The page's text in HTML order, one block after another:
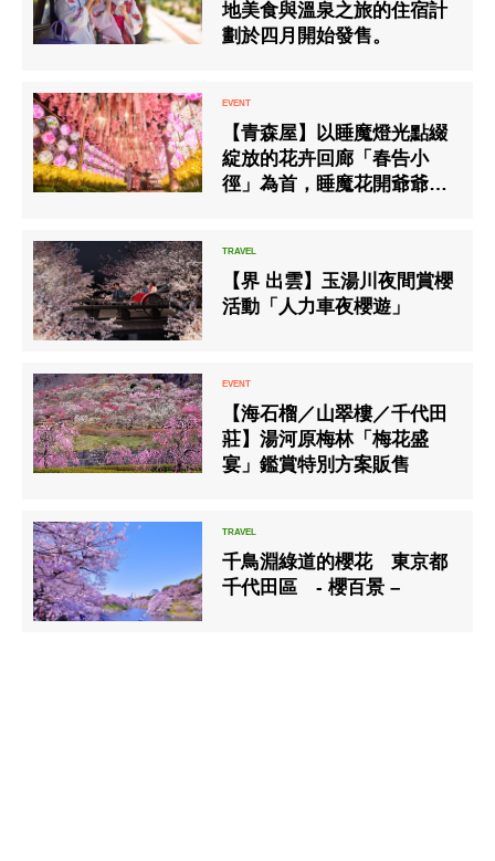
地美食與溫泉之旅的住宿計
劃於四月開始發售。
【青森屋】以睡魔燈光點綴
綻放的花卉回廊「春告小
徑」為首，睡魔花開爺爺將
【界 出雲】玉湯川夜間賞櫻
活動「人力車夜櫻遊」
【海石榴／山翠樓／千代田
莊】湯河原梅林「梅花盛
宴」鑑賞特別方案販售
千鳥淵綠道的櫻花 東京都
千代田區 - 櫻百景 –